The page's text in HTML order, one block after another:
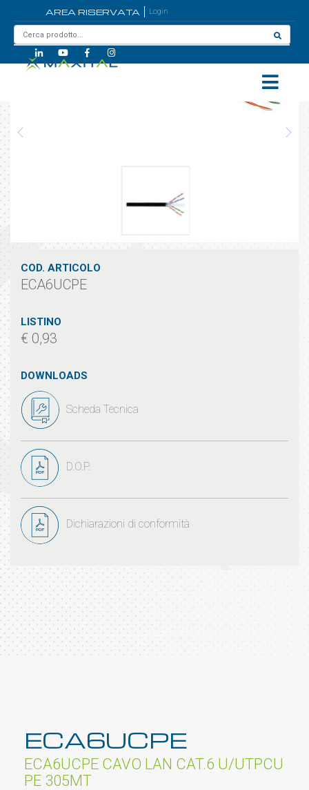
AREA RISERVATA Login
COD. ARTICOLO
ECA6UCPE
LISTINO
€ 0,93
DOWNLOADS
Scheda Tecnica
D.O.P.
Dichiarazioni di conformità
ECA6UCPE
ECA6UCPE CAVO LAN CAT.6 U/UTPCU
PE 305MT